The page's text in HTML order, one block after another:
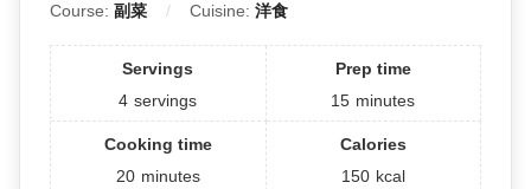
Course: 副菜 Cuisine: 洋食
Servings
4 servings
Prep time
15 minutes
Cooking time
20 minutes
Calories
150 kcal